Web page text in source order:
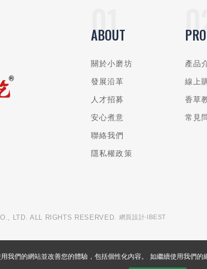
ABOUT
關於小磨坊
發展沿革
人才招募
安心煮意
聯絡我們
隱私權政策
產品
線上
香草
常見
LTD. ALL RIGHTS RESERVED. 網頁設計‧IBEST
我們的網站並改善您的體驗，包括個性化內容。 如繼續使用我們的